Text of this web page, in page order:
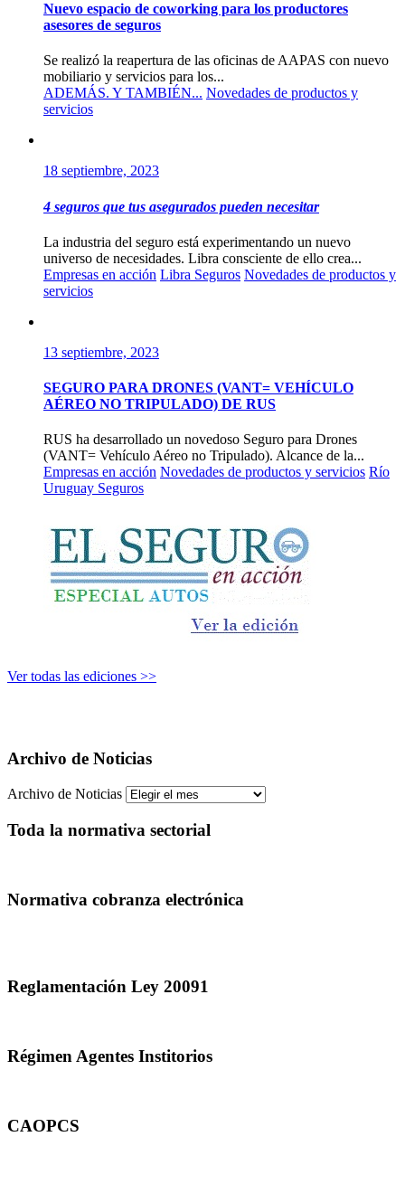
Nuevo espacio de coworking para los productores
asesores de seguros
Se realizó la reapertura de las oficinas de AAPAS con nuevo
mobiliario y servicios para los...
ADEMÁS. Y TAMBIÉN... Novedades de productos y
servicios
18 septiembre, 2023
4 seguros que tus asegurados pueden necesitar
La industria del seguro está experimentando un nuevo
universo de necesidades. Libra consciente de ello crea...
Empresas en acción Libra Seguros Novedades de productos y
servicios
13 septiembre, 2023
SEGURO PARA DRONES (VANT= VEHÍCULO
AÉREO NO TRIPULADO) DE RUS
RUS ha desarrollado un novedoso Seguro para Drones
(VANT= Vehículo Aéreo no Tripulado). Alcance de la...
Empresas en acción Novedades de productos y servicios Río
Uruguay Seguros
Ver todas las ediciones >>
Archivo de Noticias
Archivo de Noticias
Toda la normativa sectorial
Normativa cobranza electrónica
Reglamentación Ley 20091
Régimen Agentes Institorios
CAOPCS